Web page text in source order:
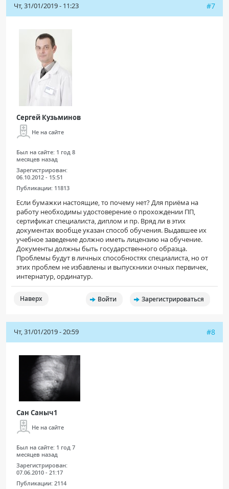
Чт, 31/01/2019 - 11:23 #7
Сергей Кузьминов
Не на сайте
Был на сайте: 1 год 8
месяцев назад
Зарегистрирован:
06.10.2012 - 15:51
Публикации: 11813
Если бумажки настоящие, то почему нет? Для приёма на
работу необходимы удостоверение о прохождении ПП,
сертификат специалиста, диплом и пр. Вряд ли в этих
документах вообще указан способ обучения. Выдавшее их
учебное заведение должно иметь лицензию на обучение.
Документы должны быть государственного образца.
Проблемы будут в личных способностях специалиста, но от
этих проблем не избавлены и выпускники очных первичек,
интернатур, ординатур.
Наверх Войти Зарегистрироваться
Чт, 31/01/2019 - 20:59 #8
Сан Саныч1
Не на сайте
Был на сайте: 1 год 7
месяцев назад
Зарегистрирован:
07.06.2010 - 21:17
Публикации: 2114